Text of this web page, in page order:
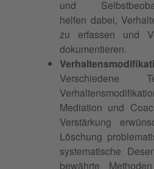
und
helfen dabei,
zu erfassen und
dokumentieren.
Verschiedene
Mediation und
Verstärkung
Löschung
systematische
bewährte